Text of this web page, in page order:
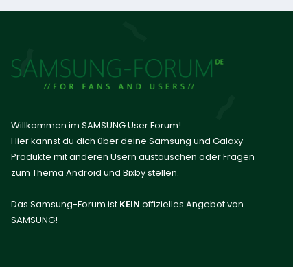
Willkommen im SAMSUNG User Forum!
Hier kannst du dich über deine Samsung und Galaxy
Produkte mit anderen Usern austauschen oder Fragen
zum Thema Android und Bixby stellen.
Das Samsung-Forum ist KEIN offizielles Angebot von
SAMSUNG!